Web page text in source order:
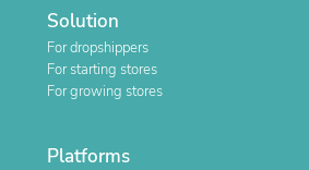
Solution
For dropshippers
For starting stores
For growing stores
Platforms